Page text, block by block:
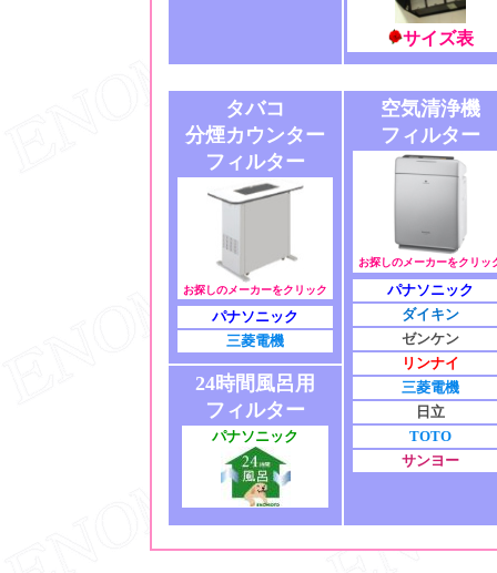
サイズ表
タバコ
分煙カウンター
フィルター
お探しのメーカーをクリック
パナソニック
三菱電機
空気清浄機
フィルター
お探しのメーカーをクリッ
パナソニック
ダイキン
ゼンケン
リンナイ
三菱電機
日立
TOTO
サンヨー
24時間風呂用
フィルター
パナソニック